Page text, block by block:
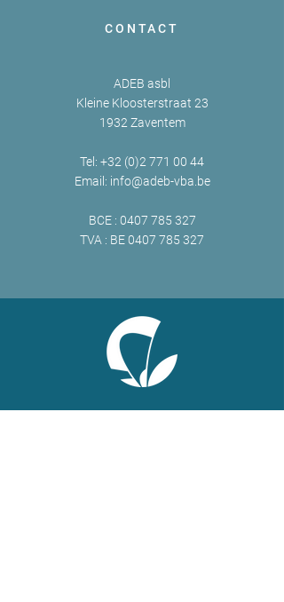
CONTACT
ADEB asbl
Kleine Kloosterstraat 23
1932 Zaventem
Tel: +32 (0)2 771 00 44
Email: info@adeb-vba.be
BCE : 0407 785 327
TVA : BE0407 785 327